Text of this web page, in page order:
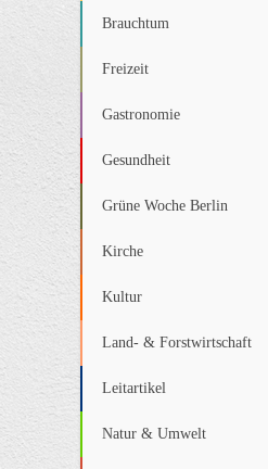
Brauchtum
Freizeit
Gastronomie
Gesundheit
Grüne Woche Berlin
Kirche
Kultur
Land- & Forstwirtschaft
Leitartikel
Natur & Umwelt